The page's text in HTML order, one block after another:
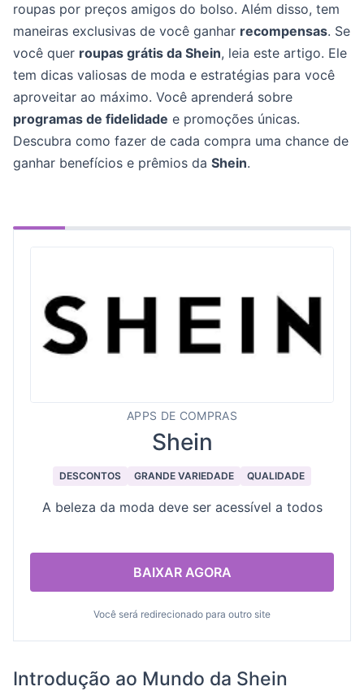
roupas por preços amigos do bolso. Além disso, tem
maneiras exclusivas de você ganhar recompensas. Se
você quer roupas grátis da Shein, leia este artigo. Ele
tem dicas valiosas de moda e estratégias para você
aproveitar ao máximo. Você aprenderá sobre
programas de fidelidade e promoções únicas.
Descubra como fazer de cada compra uma chance de
ganhar benefícios e prêmios da Shein.
APPS DE COMPRAS
Shein
DESCONTOS GRANDE VARIEDADE QUALIDADE
A beleza da moda deve ser acessível a todos
BAIXAR AGORA
Você será redirecionado para outro site
Introdução ao Mundo da Shein